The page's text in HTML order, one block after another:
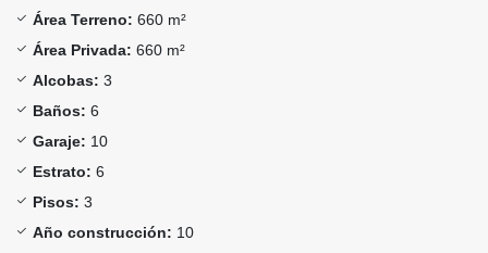
Área Terreno: 660 m²
Área Privada: 660 m²
Alcobas: 3
Baños: 6
Garaje: 10
Estrato: 6
Pisos: 3
Año construcción: 10